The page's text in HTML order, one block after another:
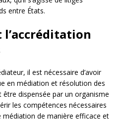
entre États.
il est nécessaire d’avoir
en médiation et résolution des
dispensée par un organisme
les compétences nécessaires
de manière efficace et